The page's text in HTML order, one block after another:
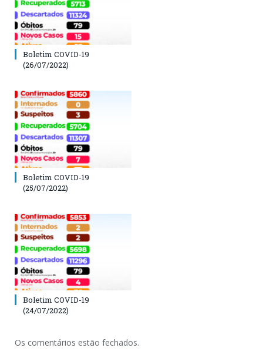
Boletim COVID-19
(26/07/2022)
Boletim COVID-19
(25/07/2022)
Boletim COVID-19
(24/07/2022)
Os comentários estão fechados.